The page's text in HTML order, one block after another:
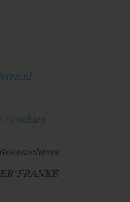
/ cookies